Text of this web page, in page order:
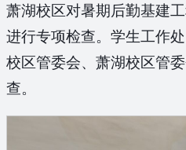
萧湖校区对暑期后勤基建
进行专项检查。学生工作
校区管委会、萧湖校区管
查。